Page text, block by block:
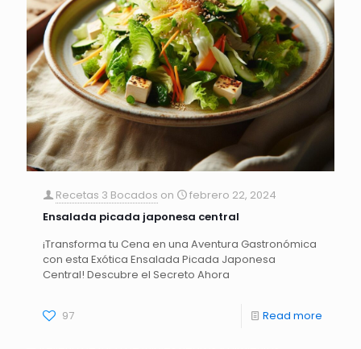
Recetas 3 Bocados on
febrero 22, 2024
Ensalada picada japonesa central
¡Transforma tu Cena en una Aventura Gastronómica
con esta Exótica Ensalada Picada Japonesa
Central! Descubre el Secreto Ahora
97 Read more